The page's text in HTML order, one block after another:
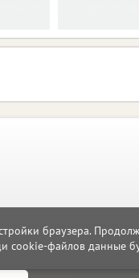
браузера.
cookie-файлов данные